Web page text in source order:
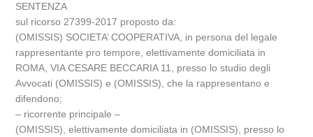
SENTENZA
sul ricorso 27399-2017 proposto da:
(OMISSIS) SOCIETA’ COOPERATIVA, in persona del legale
rappresentante pro tempore, elettivamente domiciliata in
ROMA, VIA CESARE BECCARIA 11, presso lo studio degli
Avvocati (OMISSIS) e (OMISSIS), che la rappresentano e
difendono;
– ricorrente principale –
(OMISSIS), elettivamente domiciliata in (OMISSIS), presso lo